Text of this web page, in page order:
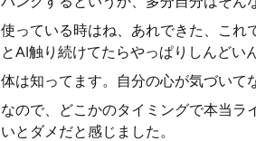
使っている時はね、あれできた、これ
とAI触り続けてたらやっぱりしんどい
体は知ってます。自分の心が気づいて
なので、どこかのタイミングで本当ラ
いとダメだと感じました。